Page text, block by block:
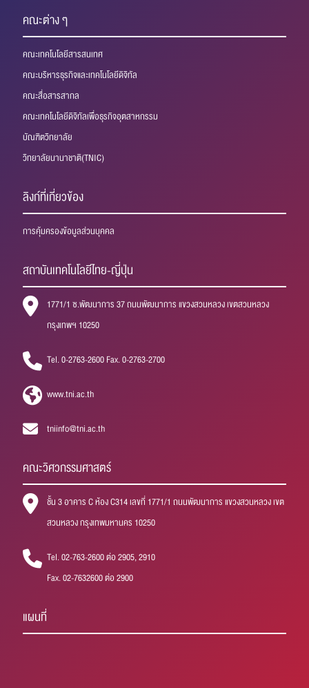
คณะต่าง ๆ
คณะเทคโนโลยีสารสนเทศ
คณะบริหารธุรกิจและเทคโนโลยีดิจิทัล
คณะสื่อสารสากล
คณะเทคโนโลยีดิจิทัลเพื่อธุรกิจอุตสาหกรรม
บัณฑิตวิทยาลัย
วิทยาลัยนานาชาติ(TNIC)
ลิงก์ที่เกี่ยวข้อง
การคุ้มครองข้อมูลส่วนบุคคล
สถาบันเทคโนโลยีไทย-ญี่ปุ่น
1771/1 ซ.พัฒนาการ 37 ถนนพัฒนาการ แขวงสวนหลวง เขตสวนหลวง
กรุงเทพฯ 10250
Tel. 0-2763-2600 Fax. 0-2763-2700
www.tni.ac.th
tniinfo@tni.ac.th
คณะวิศวกรรมศาสตร์
ชั้น 3 อาคาร C ห้อง C314 เลขที่ 1771/1 ถนนพัฒนาการ แขวงสวนหลวง เขต
สวนหลวง กรุงเทพมหานคร 10250
Tel. 02-763-2600 ต่อ 2905, 2910
Fax. 02-7632600 ต่อ 2900
แผนที่